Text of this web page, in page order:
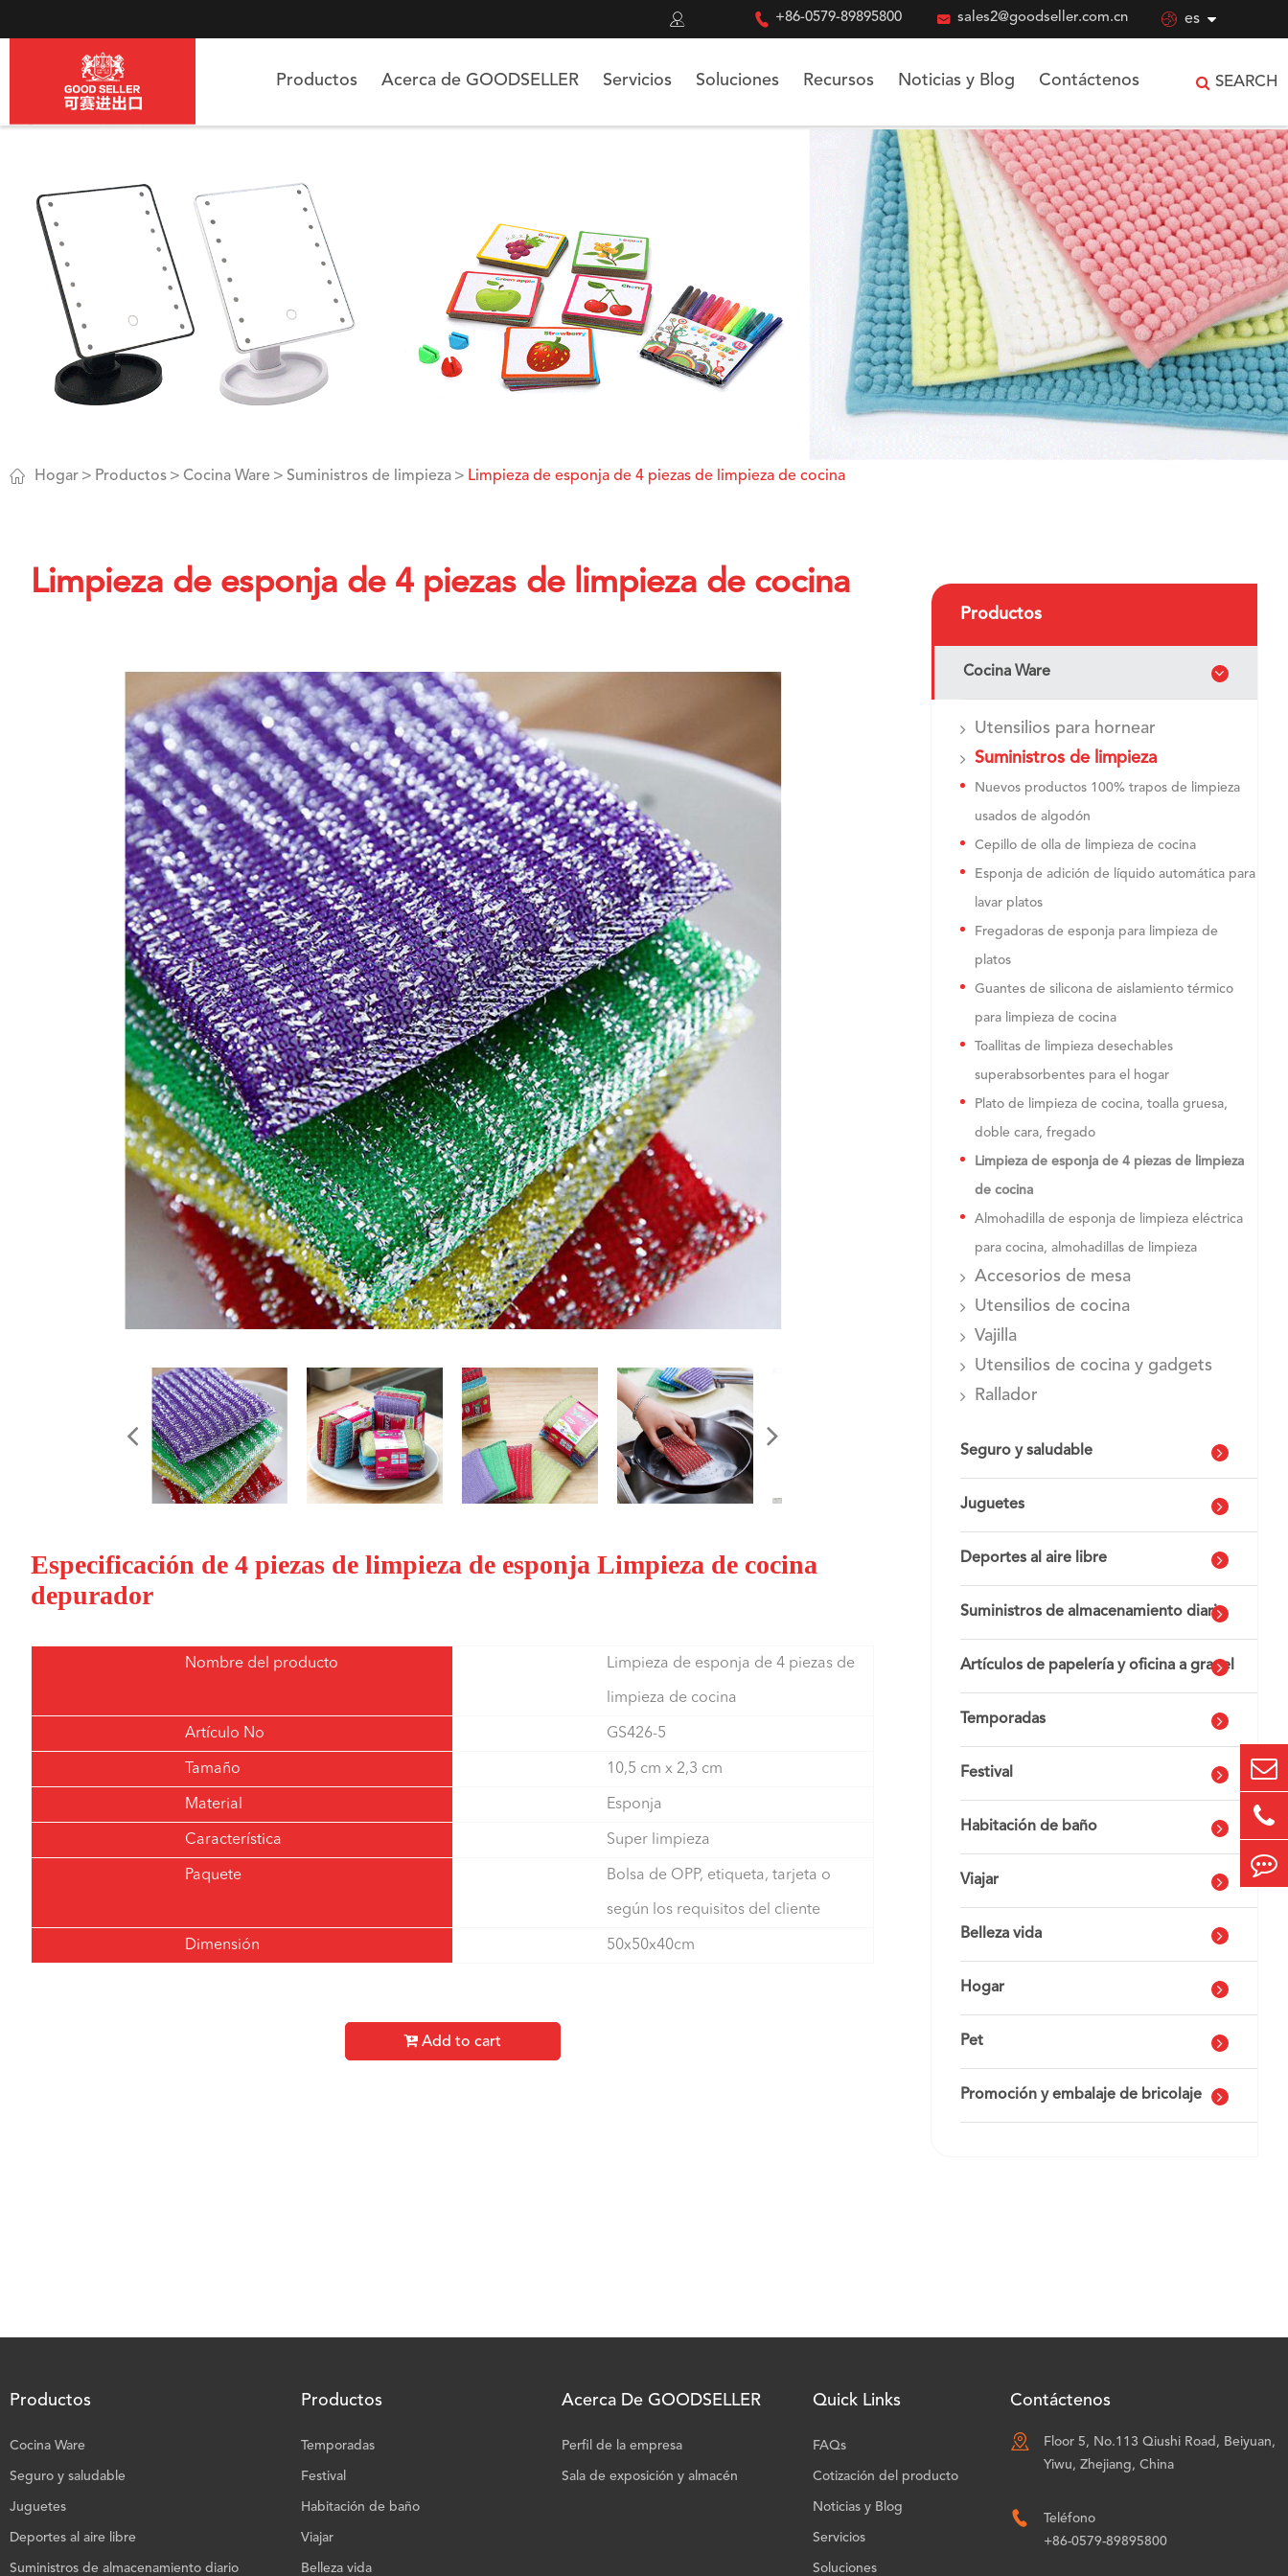
  +86-0579-89895800  sales2@goodseller.com.cn  es
Productos Acerca de GOODSELLER Servicios Soluciones Recursos Noticias y Blog Contáctenos SEARCH
 Hogar Productos Cocina Ware Suministros de limpieza Limpieza de esponja de 4 piezas de limpieza de cocina
Limpieza de esponja de 4 piezas de limpieza de cocina
Especificación de 4 piezas de limpieza de esponja Limpieza de cocina
depurador
Nombre del producto Limpieza de esponja de 4 piezas de
limpieza de cocina
Artículo No GS426-5
Tamaño 10,5 cm x 2,3 cm
Material Esponja
Característica Super limpieza
Paquete Bolsa de OPP, etiqueta, tarjeta o
según los requisitos del cliente
Dimensión 50x50x40cm
Add to cart
Productos
Cocina Ware
Utensilios para hornear
Suministros de limpieza
Nuevos productos 100% trapos de limpieza
usados de algodón
Cepillo de olla de limpieza de cocina
Esponja de adición de líquido automática para
lavar platos
Fregadoras de esponja para limpieza de
platos
Guantes de silicona de aislamiento térmico
para limpieza de cocina
Toallitas de limpieza desechables
superabsorbentes para el hogar
Plato de limpieza de cocina, toalla gruesa,
doble cara, fregado
Limpieza de esponja de 4 piezas de limpieza
de cocina
Almohadilla de esponja de limpieza eléctrica
para cocina, almohadillas de limpieza
Accesorios de mesa
Utensilios de cocina
Vajilla
Utensilios de cocina y gadgets
Rallador
Seguro y saludable
Juguetes
Deportes al aire libre
Suministros de almacenamiento diario
Artículos de papelería y oficina a granel
Temporadas
Festival
Habitación de baño
Viajar
Belleza vida
Hogar
Pet
Promoción y embalaje de bricolaje
Productos
Cocina Ware
Seguro y saludable
Juguetes
Deportes al aire libre
Suministros de almacenamiento diario
Productos
Temporadas
Festival
Habitación de baño
Viajar
Belleza vida
Acerca De GOODSELLER
Perfil de la empresa
Sala de exposición y almacén
Quick Links
FAQs
Cotización del producto
Noticias y Blog
Servicios
Soluciones
Contáctenos

Floor 5, No.113 Qiushi Road, Beiyuan,
Yiwu, Zhejiang, China

Teléfono
+86-0579-89895800